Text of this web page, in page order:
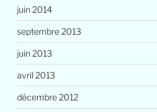
juin 2014
septembre 2013
juin 2013
avril 2013
décembre 2012